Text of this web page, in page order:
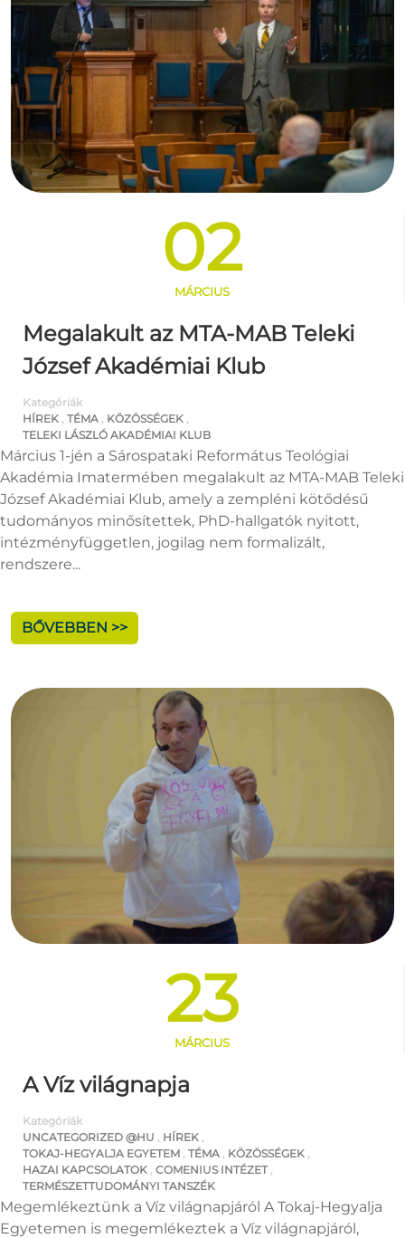
02
MÁRCIUS
Megalakult az MTA-MAB Teleki
József Akadémiai Klub
Kategóriák
HÍREK , TÉMA , KÖZÖSSÉGEK ,
TELEKI LÁSZLÓ AKADÉMIAI KLUB
Március 1-jén a Sárospataki Református Teológiai
Akadémia Imatermében megalakult az MTA-MAB Teleki
József Akadémiai Klub, amely a zempléni kötődésű
tudományos minősítettek, PhD-hallgatók nyitott,
intézményfüggetlen, jogilag nem formalizált,
rendszere...
BŐVEBBEN >>
23
MÁRCIUS
A Víz világnapja
Kategóriák
UNCATEGORIZED @HU , HÍREK ,
TOKAJ-HEGYALJA EGYETEM , TÉMA , KÖZÖSSÉGEK ,
HAZAI KAPCSOLATOK , COMENIUS INTÉZET,
TERMÉSZETTUDOMÁNYI TANSZÉK
Megemlékeztünk a Víz világnapjáról A Tokaj-Hegyalja
Egyetemen is megemlékeztek a Víz világnapjáról,